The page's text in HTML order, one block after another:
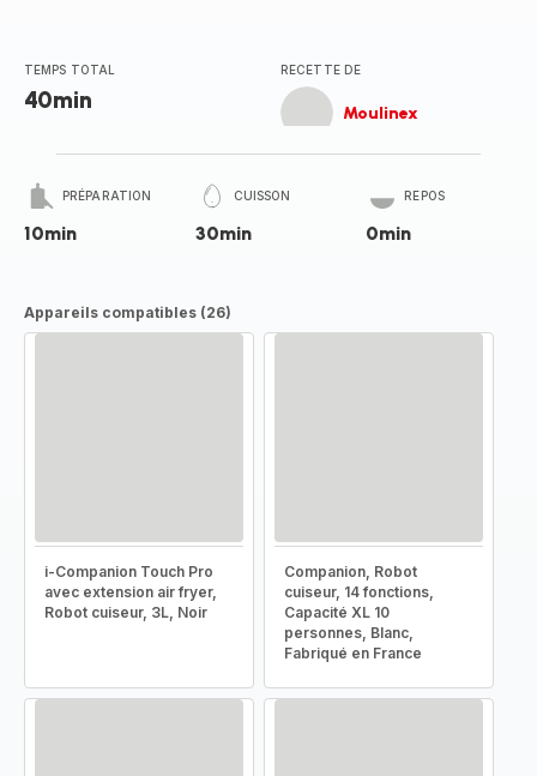
TEMPS TOTAL
40min
RECETTE DE
Moulinex
PRÉPARATION
10min
CUISSON
30min
REPOS
0min
Appareils compatibles (26)
i-Companion Touch Pro
avec extension air fryer,
Robot cuiseur, 3L, Noir
Companion, Robot
cuiseur, 14 fonctions,
Capacité XL 10
personnes, Blanc,
Fabriqué en France